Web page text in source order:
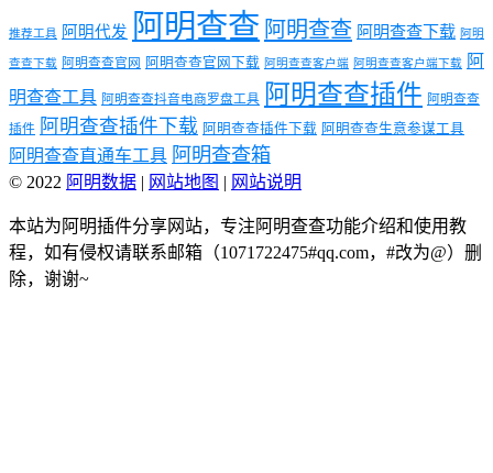
推荐工具 阿明代发 阿明查查 阿明查查 阿明查查下载 阿明
查查下载 阿明查查官网 阿明查查官网下载 阿明查查客户端 阿明查查客户端下载
阿
明查查工具 阿明查查抖音电商罗盘工具 阿明查查插件 阿明查查
插件 阿明查查插件下载 阿明查查插件下载 阿明查查生意参谋工具
阿明查查直通车工具 阿明查查箱
© 2022 阿明数据 | 网站地图 | 网站说明
本站为阿明插件分享网站，专注阿明查查功能介绍和使用教
程，如有侵权请联系邮箱（1071722475#qq.com，#改为@）删
除，谢谢~